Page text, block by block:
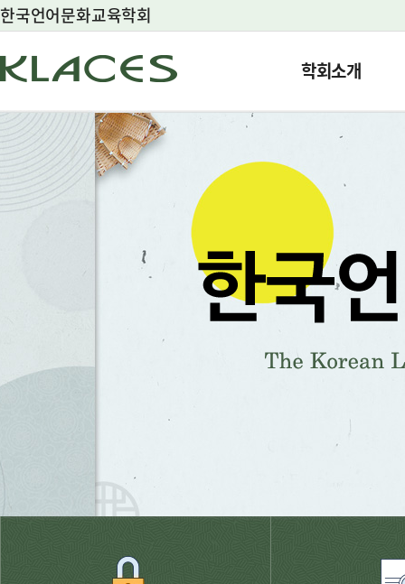
한국언어문화교육학회
학회소개